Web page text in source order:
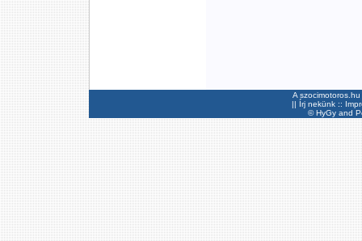
A
|| Írj nekünk ::
©HyGyand